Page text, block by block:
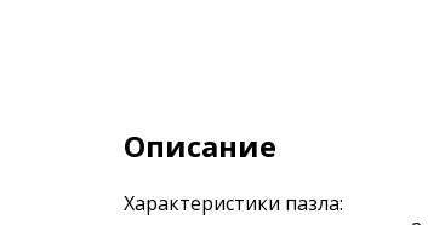
Описание
Характеристики пазла: